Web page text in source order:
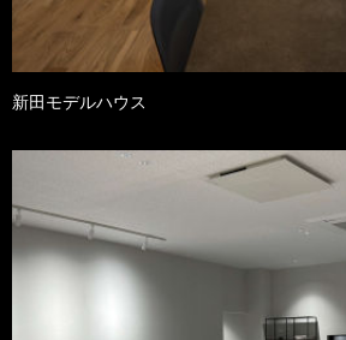
新田モデルハウス